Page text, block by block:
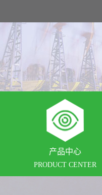
产品中心
PRODUCT CENTER